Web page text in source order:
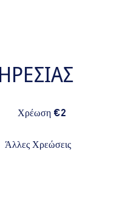
Χρέωση €2
Άλλες Χρεώσεις